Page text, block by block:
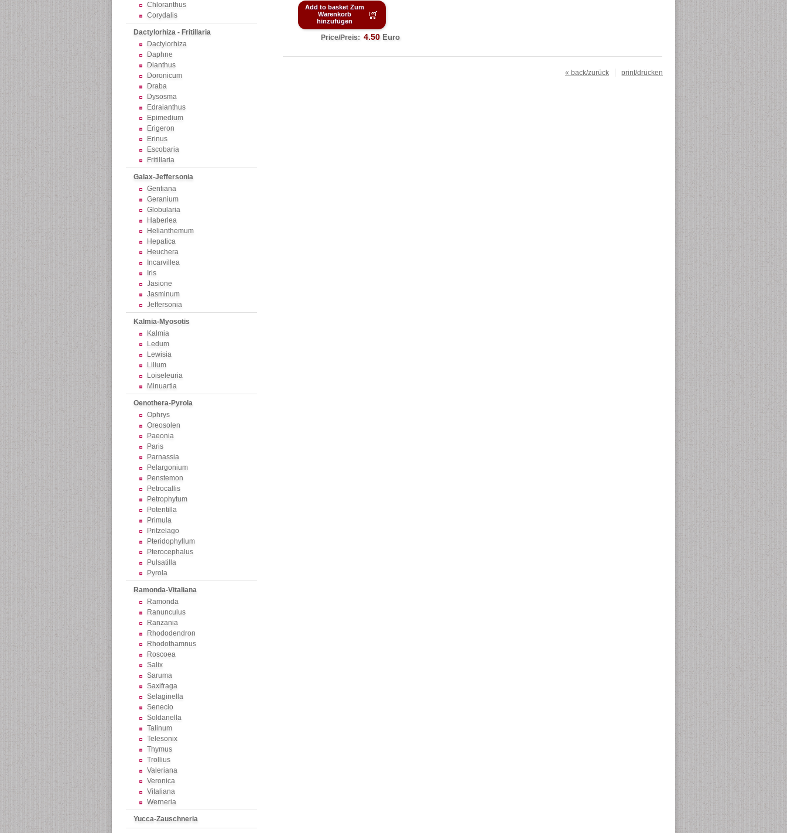
Chloranthus
Corydalis
Dactylorhiza - Fritillaria
Dactylorhiza
Daphne
Dianthus
Doronicum
Draba
Dysosma
Edraianthus
Epimedium
Erigeron
Erinus
Escobaria
Fritillaria
Galax-Jeffersonia
Gentiana
Geranium
Globularia
Haberlea
Helianthemum
Hepatica
Heuchera
Incarvillea
Iris
Jasione
Jasminum
Jeffersonia
Kalmia-Myosotis
Kalmia
Ledum
Lewisia
Lilium
Loiseleuria
Minuartia
Oenothera-Pyrola
Ophrys
Oreosolen
Paeonia
Paris
Parnassia
Pelargonium
Penstemon
Petrocallis
Petrophytum
Potentilla
Primula
Pritzelago
Pteridophyllum
Pterocephalus
Pulsatilla
Pyrola
Ramonda-Vitaliana
Ramonda
Ranunculus
Ranzania
Rhododendron
Rhodothamnus
Roscoea
Salix
Saruma
Saxifraga
Selaginella
Senecio
Soldanella
Talinum
Telesonix
Thymus
Trollius
Valeriana
Veronica
Vitaliana
Werneria
Yucca-Zauschneria
Add to basket Zum
Warenkorb
hinzufügen
Price/Preis: 4.50 Euro
print/drücken
« back/zurück